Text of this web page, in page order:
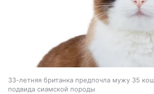
33-летняя британка предпочла мужу 35
подвида сиамской породы